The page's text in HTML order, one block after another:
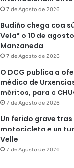
7 de Agosto de 2026
Budiño chega coa
Vela” o 10 de
Manzaneda
7 de Agosto de 2026
O DOG publica a
médico de
méritos, para o
7 de Agosto de 2026
Un ferido grave
motocicleta e un
Velle
7 de Agosto de 2026